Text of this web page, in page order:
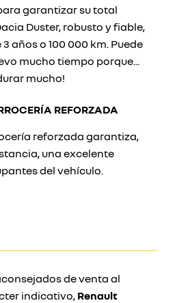
garantizar su total
Duster, robusto y fiable,
años o 100 000 km. Puede
mucho tiempo porque...
mucho!
REFORZADA
reforzada garantiza,
una excelente
del vehículo.
de venta al
indicativo, Renault